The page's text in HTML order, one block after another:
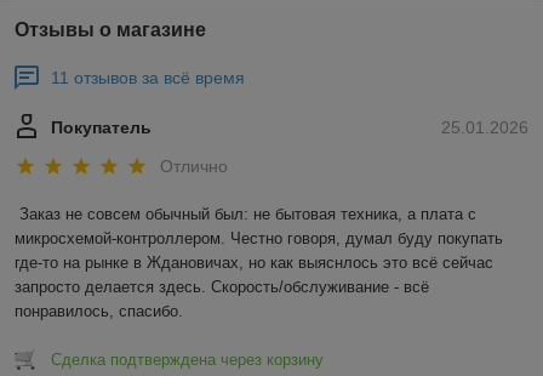
Отзывы о магазине
11 отзывов за всё время
25.01.2026
Покупатель
Отлично
Заказ не совсем обычный был: не бытовая техника, а плата с
микросхемой-контроллером. Честно говоря, думал буду покупать
где-то на рынке в Ждановичах, но как выяснлось это всё сейчас
запросто делается здесь. Скорость/обслуживание - всё
понравилось, спасибо.
Сделка подтверждена через корзину